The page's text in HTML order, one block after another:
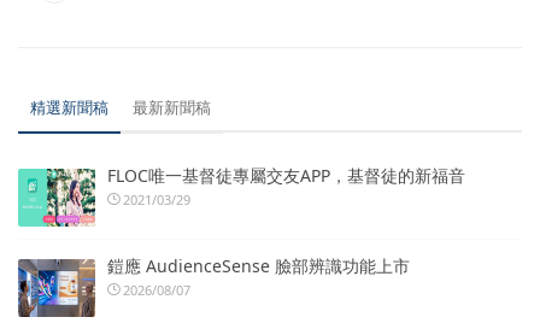
精選新聞稿 最新新聞稿
FLOC唯一基督徒專屬交友APP，基督徒的新福音
2021/03/29
鎧應 AudienceSense 臉部辨識功能上市
2026/08/07